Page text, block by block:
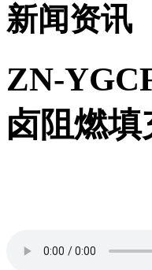
新闻资讯
ZN-
卤阻燃填